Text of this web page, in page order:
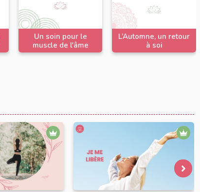
Un soin pour le
muscle de l'âme
L’Automne, un retour
à soi